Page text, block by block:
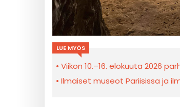
LUE MYÖS
Viikon 10.–16. elokuuta 2026
Ilmaiset museot Pariisissa ja